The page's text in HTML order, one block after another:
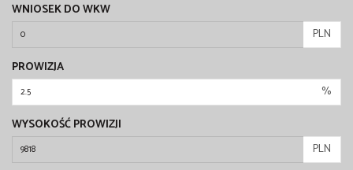
WNIOSEK DO WKW
PLN
PROWIZJA
%
WYSOKOŚĆ PROWIZJI
PLN